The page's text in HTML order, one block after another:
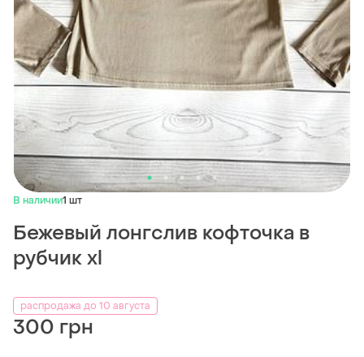
В наличии1 шт
Бежевый лонгслив кофточка в
рубчик xl
распродажа до 10 августа
300 грн